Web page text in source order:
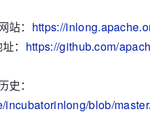
： https://
： https://github.com/
：
incubatorinlong/blob/